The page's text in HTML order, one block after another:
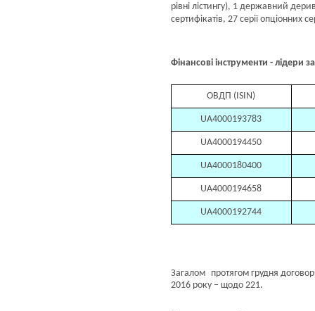
рівні лістингу), 1 державний
сертифікатів, 27 серії опціонних
Фінансові інструменти - лідери
ОВДП (ISIN)
UA4000193783
UA4000194450
UA4000180400
UA4000194658
UA4000192744
Загалом
протягом грудня
2016 року – щодо 221.